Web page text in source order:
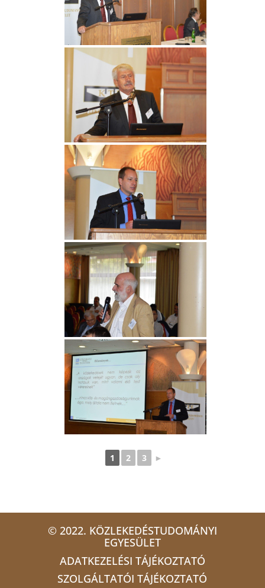
1 2 3 ►
© 2022. KÖZLEKEDÉSTUDOMÁNYI
EGYESÜLET
ADATKEZELÉSI TÁJÉKOZTATÓ
SZOLGÁLTATÓI TÁJÉKOZTATÓ